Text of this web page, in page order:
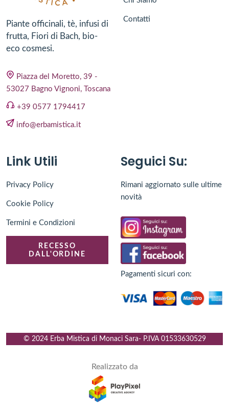
Piante officinali, tè, infusi di
frutta, Fiori di Bach, bio-
eco cosmesi.
Piazza del Moretto, 39 -
53027 Bagno Vignoni, Toscana
+39 0577 1794417
info@erbamistica.it
Contatti
Link Utili
Privacy Policy
Cookie Policy
Termini e Condizioni
RECESSO
DALL'ORDINE
Seguici Su:
Rimani aggiornato sulle ultime
novità
Pagamenti sicuri con:
© 2024 Erba Mistica di Monaci Sara- P.IVA 01533630529
Realizzato da